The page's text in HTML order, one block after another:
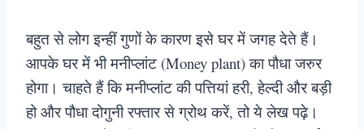
बहुत से लोग इन्हीं गुणों के कारण इसे घर में जगह देते हैं।
आपके घर में भी मनीप्लांट (Money plant) का पौधा जरुर
होगा। चाहते हैं कि मनीप्लांट की पत्तियां हरी, हेल्दी और बड़ी
हो और पौधा दोगुनी रफ्तार से ग्रोथ करें, तो ये लेख पढ़े।